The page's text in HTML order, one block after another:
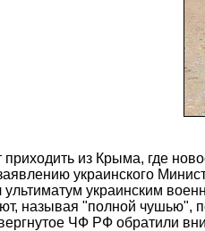
из Крыма, где
украинского
украинским
называя "полной чушью",
ЧФ РФ обратили